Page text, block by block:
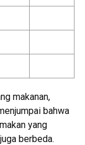
makanan,
bahwa
yang
berbeda.